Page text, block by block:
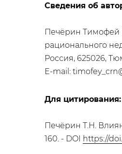
Сведения об
Печёрин Тимофей
рационального
Россия, 625026,
E-mail:
Для цитирования:
Печёрин Т.Н.
160. - DOI https://